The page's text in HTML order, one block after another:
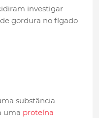
investigar
gordura no fígado
substância
uma proteína